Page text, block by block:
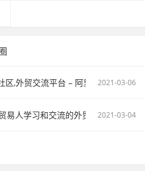
,外贸交流平台 – 阿里巴巴外贸圈
2021-03-06
易人学习和交流的外贸网站2021-03-04